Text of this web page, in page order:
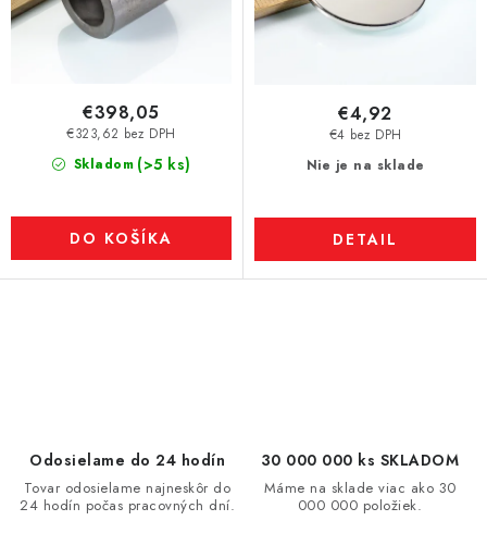
Skladom (>5 ks)
€323,62 bez DPH
€398,05
DO KOŠÍKA
Nie je na sklade
€4 bez DPH
€4,92
DETAIL
c
Odosielame do 24 hodín
Tovar odosielame najneskôr do
24 hodín počas pracovných dní.
30 000 000 ks SKLADOM
Máme na sklade viac ako 30
000 000 položiek.